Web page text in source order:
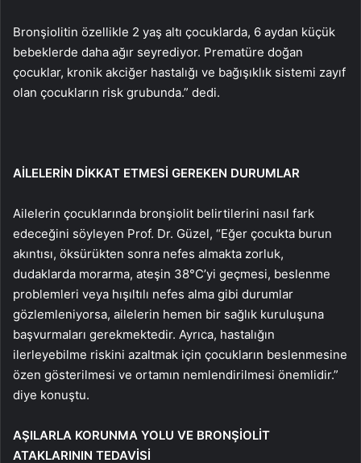
Bronşiolitin özellikle 2 yaş altı çocuklarda, 6 aydan küçük
bebeklerde daha ağır seyrediyor. Prematüre doğan
çocuklar, kronik akciğer hastalığı ve bağışıklık sistemi zayıf
olan çocukların risk grubunda.” dedi.
AİLELERİN DİKKAT ETMESİ GEREKEN DURUMLAR
Ailelerin çocuklarında bronşiolit belirtilerini nasıl fark
edeceğini söyleyen Prof. Dr. Güzel, “Eğer çocukta burun
akıntısı, öksürükten sonra nefes almakta zorluk,
dudaklarda morarma, ateşin 38°C’yi geçmesi, beslenme
problemleri veya hışıltılı nefes alma gibi durumlar
gözlemleniyorsa, ailelerin hemen bir sağlık kuruluşuna
başvurmaları gerekmektedir. Ayrıca, hastalığın
ilerleyebilme riskini azaltmak için çocukların beslenmesine
özen gösterilmesi ve ortamın nemlendirilmesi önemlidir.”
diye konuştu.
AŞILARLA KORUNMA YOLU VE BRONŞİOLİT
ATAKLARININ TEDAVİSİ